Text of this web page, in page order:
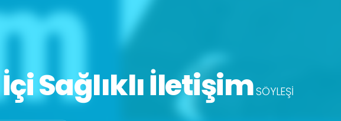
Sağlıklı İletişimSÖYLEŞI